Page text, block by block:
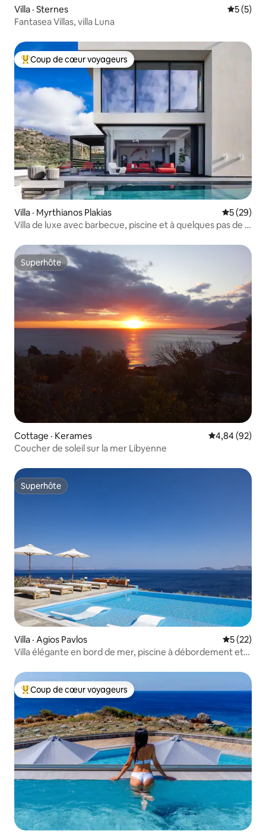
Villa · Sternes Note
5 (5)
Fantasea Villas, villa Luna
Coup de cœur voyageurs parmi les plus aimés
Coup de cœur voyageurs
Villa · Myrthianos Plakias Note
5 (29)
Villa de luxe avec barbecue, piscine et à quelques pas de la
Superhôte
Superhôte
Cottage · Kerames Note
4,84 (92)
Coucher de soleil sur la mer Libyenne
Superhôte
Superhôte
Villa · Agios Pavlos Note
5 (22)
Villa élégante en bord de mer, piscine à débordement et
Coup de cœur voyageurs parmi les plus aimés
Coup de cœur voyageurs